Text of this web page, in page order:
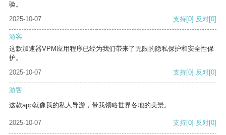
验。
2025-10-07
支持[0] 反对[0]
游客
这款加速器VPM应用程序已经为我们带来了无限的隐私保护和安全性保
护。
2025-10-07
支持[0] 反对[0]
游客
这款app就像我的私人导游，带我领略世界各地的美景。
2025-10-07 支持[0] 反对[0]